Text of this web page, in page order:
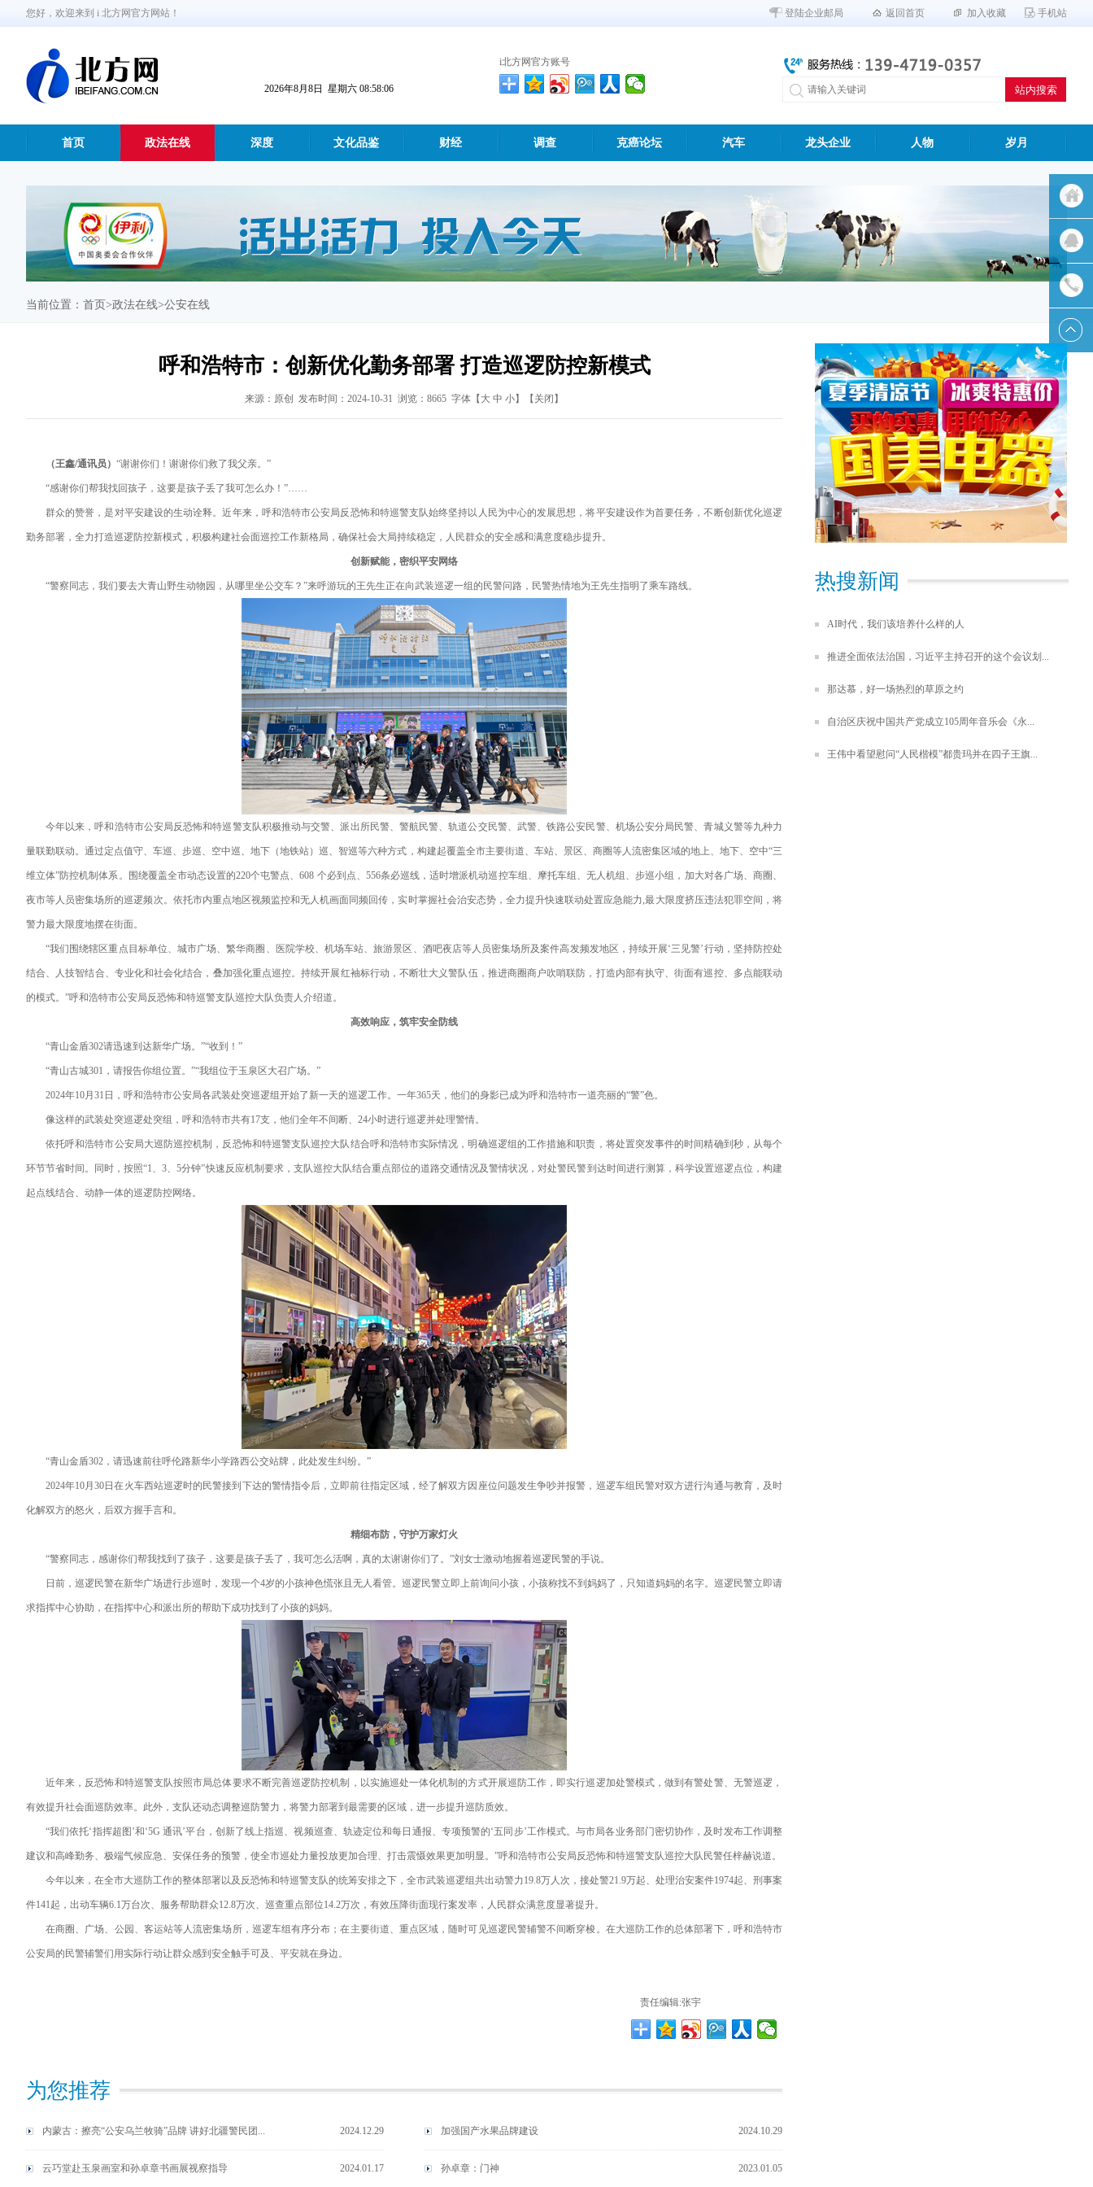
您好，欢迎来到 i 北方网官方网站！ 登陆企业邮局 返回首页 加入收藏 手机站
2026年8月8日 星期六 08:58:07
i北方网官方账号
首页 政法在线 深度 文化品鉴 财经 调查 克癌论坛 汽车 龙头企业 人物 岁月
当前位置： 首页 >政法在线>公安在线
呼和浩特市：创新优化勤务部署 打造巡逻防控新模式
来源：原创 发布时间：2024-10-31 浏览：8665 字体【 大 中 小】 【关闭】
（王鑫/通讯员 ） “谢谢你们！谢谢你们救了我父亲。”
“感谢你们帮我找回孩子，这要是孩子丢了我可怎么办！”……
群众的赞誉，是对平安建设的生动诠释。近年来，呼和浩特市公安局反恐怖和特巡警支队始终坚持以人民为中心的发展思想，将平安建设作为首要任务，不断创新优化巡逻
勤务部署，全力打造巡逻防控新模式，积极构建社会面巡控工作新格局，确保社会大局持续稳定，人民群众的安全感和满意度稳步提升。
创新赋能，密织平安网络
“警察同志，我们要去大青山野生动物园，从哪里坐公交车？”来呼游玩的王先生正在向武装巡逻一组的民警问路，民警热情地为王先生指明了乘车路线。
今年以来，呼和浩特市公安局反恐怖和特巡警支队积极推动与交警、派出所民警、警航民警、轨道公交民警、武警、铁路公安民警、机场公安分局民警、青城义警等九种力
量联勤联动。通过定点值守、车巡、步巡、空中巡、地下（地铁站）巡、智巡等六种方式，构建起覆盖全市主要街道、车站、景区、商圈等人流密集区域的地上、地下、空中“三
维立体”防控机制体系。围绕覆盖全市动态设置的220个屯警点、608 个必到点、556条必巡线，适时增派机动巡控车组、摩托车组、无人机组、步巡小组，加大对各广场、商圈、
夜市等人员密集场所的巡逻频次。依托市内重点地区视频监控和无人机画面同频回传，实时掌握社会治安态势，全力提升快速联动处置应急能力,最大限度挤压违法犯罪空间，将
警力最大限度地摆在街面。
“我们围绕辖区重点目标单位、城市广场、繁华商圈、医院学校、机场车站、旅游景区、酒吧夜店等人员密集场所及案件高发频发地区，持续开展‘三见警’行动，坚持防控处
结合、人技智结合、专业化和社会化结合，叠加强化重点巡控。持续开展红袖标行动，不断壮大义警队伍，推进商圈商户吹哨联防，打造内部有执守、街面有巡控、多点能联动
的模式。”呼和浩特市公安局反恐怖和特巡警支队巡控大队负责人介绍道。
高效响应，筑牢安全防线
“青山金盾302请迅速到达新华广场。”“收到！”
“青山古城301，请报告你组位置。”“我组位于玉泉区大召广场。”
2024年10月31日，呼和浩特市公安局各武装处突巡逻组开始了新一天的巡逻工作。一年365天，他们的身影已成为呼和浩特市一道亮丽的“警”色。
像这样的武装处突巡逻处突组，呼和浩特市共有17支，他们全年不间断、24小时进行巡逻并处理警情。
依托呼和浩特市公安局大巡防巡控机制，反恐怖和特巡警支队巡控大队结合呼和浩特市实际情况，明确巡逻组的工作措施和职责，将处置突发事件的时间精确到秒，从每个
环节节省时间。同时，按照“1、3、5分钟”快速反应机制要求，支队巡控大队结合重点部位的道路交通情况及警情状况，对处警民警到达时间进行测算，科学设置巡逻点位，构建
起点线结合、动静一体的巡逻防控网络。
“青山金盾302，请迅速前往呼伦路新华小学路西公交站牌，此处发生纠纷。”
2024年10月30日在火车西站巡逻时的民警接到下达的警情指令后，立即前往指定区域，经了解双方因座位问题发生争吵并报警，巡逻车组民警对双方进行沟通与教育，及时
化解双方的怒火，后双方握手言和。
精细布防，守护万家灯火
“警察同志，感谢你们帮我找到了孩子，这要是孩子丢了，我可怎么活啊，真的太谢谢你们了。”刘女士激动地握着巡逻民警的手说。
日前，巡逻民警在新华广场进行步巡时，发现一个4岁的小孩神色慌张且无人看管。巡逻民警立即上前询问小孩，小孩称找不到妈妈了，只知道妈妈的名字。巡逻民警立即请
求指挥中心协助，在指挥中心和派出所的帮助下成功找到了小孩的妈妈。
近年来，反恐怖和特巡警支队按照市局总体要求不断完善巡逻防控机制，以实施巡处一体化机制的方式开展巡防工作，即实行巡逻加处警模式，做到有警处警、无警巡逻，
有效提升社会面巡防效率。此外，支队还动态调整巡防警力，将警力部署到最需要的区域，进一步提升巡防质效。
“我们依托‘指挥超图’和‘5G 通讯’平台，创新了线上指巡、视频巡查、轨迹定位和每日通报、专项预警的‘五同步’工作模式。与市局各业务部门密切协作，及时发布工作调整
建议和高峰勤务、极端气候应急、安保任务的预警，使全市巡处力量投放更加合理、打击震慑效果更加明显。”呼和浩特市公安局反恐怖和特巡警支队巡控大队民警任梓赫说道。
今年以来，在全市大巡防工作的整体部署以及反恐怖和特巡警支队的统筹安排之下，全市武装巡逻组共出动警力19.8万人次，接处警21.9万起、处理治安案件1974起、刑事案
件141起，出动车辆6.1万台次、服务帮助群众12.8万次、巡查重点部位14.2万次，有效压降街面现行案发率，人民群众满意度显著提升。
在商圈、广场、公园、客运站等人流密集场所，巡逻车组有序分布；在主要街道、重点区域，随时可见巡逻民警辅警不间断穿梭。在大巡防工作的总体部署下，呼和浩特市
公安局的民警辅警们用实际行动让群众感到安全触手可及、平安就在身边。
责任编辑:张宇
为您推荐
2024.12.29
内蒙古：擦亮“公安乌兰牧骑”品牌 讲好北疆警民团... 2024.10.29
加强国产水果品牌建设
2024.01.17
云巧堂赴玉泉画室和孙卓章书画展视察指导 2023.01.05
孙卓章：门神
热搜新闻
AI时代，我们该培养什么样的人
推进全面依法治国，习近平主持召开的这个会议划...
那达慕，好一场热烈的草原之约
自治区庆祝中国共产党成立105周年音乐会《永...
王伟中看望慰问“人民楷模”都贵玛并在四子王旗...
返回首
页
QQ客服
联系我
们